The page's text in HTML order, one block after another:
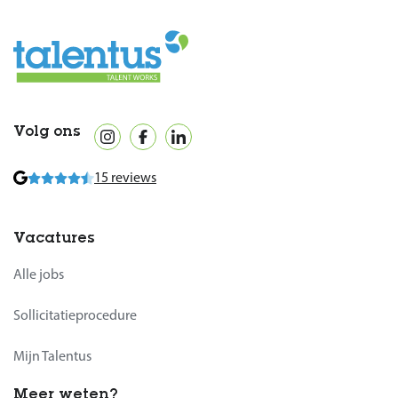
Volg ons
15 reviews
Vacatures
Alle jobs
Sollicitatieprocedure
Mijn Talentus
Meer weten?